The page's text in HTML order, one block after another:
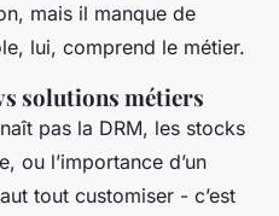
mais il manque de
lui, comprend le métier.
solutions métiers
pas la DRM, les stocks
ou l’importance d’un
tout customiser - c’est